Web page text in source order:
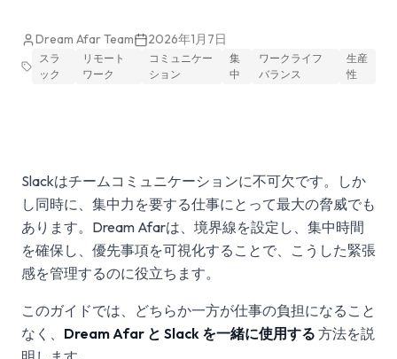
Dream Afar Team 2026年1月7日
スラ
ック
リモート
ワーク
コミュニケー
ション
集
中
ワークライフ
バランス
生産
性
Slackはチームコミュニケーションに不可欠です。しか
し同時に、集中力を要する仕事にとって最大の脅威でも
あります。Dream Afarは、境界線を設定し、集中時間
を確保し、優先事項を可視化することで、こうした緊張
感を管理するのに役立ちます。
このガイドでは、どちらか一方が仕事の負担になること
なく、 Dream Afar と Slack を一緒に使用する 方法を説